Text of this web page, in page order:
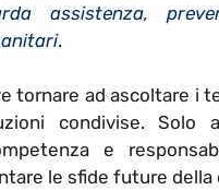
assistenza,
.
tornare ad ascoltare i
condivise. Solo
e
le sfide future della